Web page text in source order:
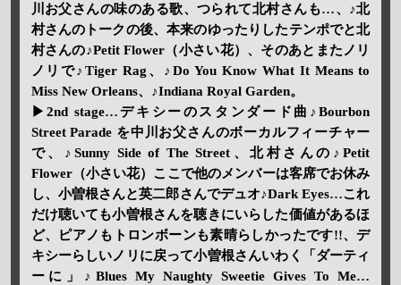
川お父さんの味のある歌、つられて北村さんも…、♪北
村さんのトークの後、本来のゆったりしたテンポでと北
村さんの♪Petit Flower（小さい花）、そのあとまたノリ
ノリで♪Tiger Rag、♪Do You Know What It Means to
Miss New Orleans、♪Indiana Royal Garden。
▶2nd stage…デキシーのスタンダード曲♪Bourbon
Street Parade を中川お父さんのボーカルフィーチャー
で、♪Sunny Side of The Street、北村さんの♪Petit
Flower（小さい花）ここで他のメンバーは客席でお休み
し、小曽根さんと英二郎さんでデュオ♪Dark Eyes…これ
だけ聴いても小曽根さんを聴きにいらした価値があるほ
ど、ピアノもトロンボーンも素晴らしかったです!!、デ
キシーらしいノリに戻って小曽根さんいわく「ダーティ
ーに」♪Blues My Naughty Sweetie Gives To Me…